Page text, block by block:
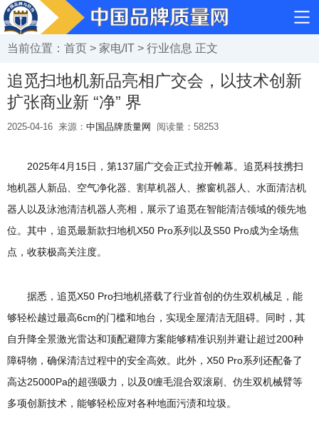
当前位置： 首页 > 家电/IT > 行业信息 正文
追觅扫地机新品亮相广交会，以技术创新
扩张商业新 “净” 界
2025-04-16 来源： 中国品牌质量网 阅读量： 58253
2025年4月15日，第137届广交会正式拉开帷幕。追觅科技携扫
地机器人新品、空气净化器、割草机器人、擦窗机器人、水面清洁机
器人以及泳池清洁机器人亮相，展示了追觅在智能清洁领域的领先地
位。其中，追觅最新款扫地机X50 Pro系列以及S50 Pro成为全场焦
点，收获极高关注度。
据悉，追觅X50 Pro扫地机搭载了行业首创的仿生双机械足，能
够轻松越过最高6cm的门槛和地台，实现全屋清洁无阻碍。同时，其
自升降全景激光雷达和顶配避障方案能够精准识别并避让超过200种
障碍物，确保清洁过程中的安全高效。此外，X50 Pro系列还配备了
高达25000Pa的超强吸力，以及0缠毛混合双滚刷、仿生双机械臂等
多项创新技术，能够轻松应对各种地面污渍和垃圾。